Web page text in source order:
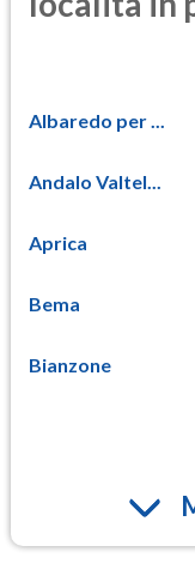
Albaredo per ...
Andalo Valtel...
Aprica
Bema
Bianzone